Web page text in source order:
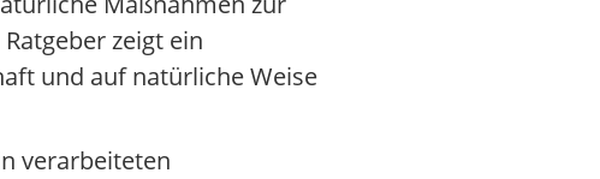
zeigt ein
und auf natürliche Weise
verarbeiteten